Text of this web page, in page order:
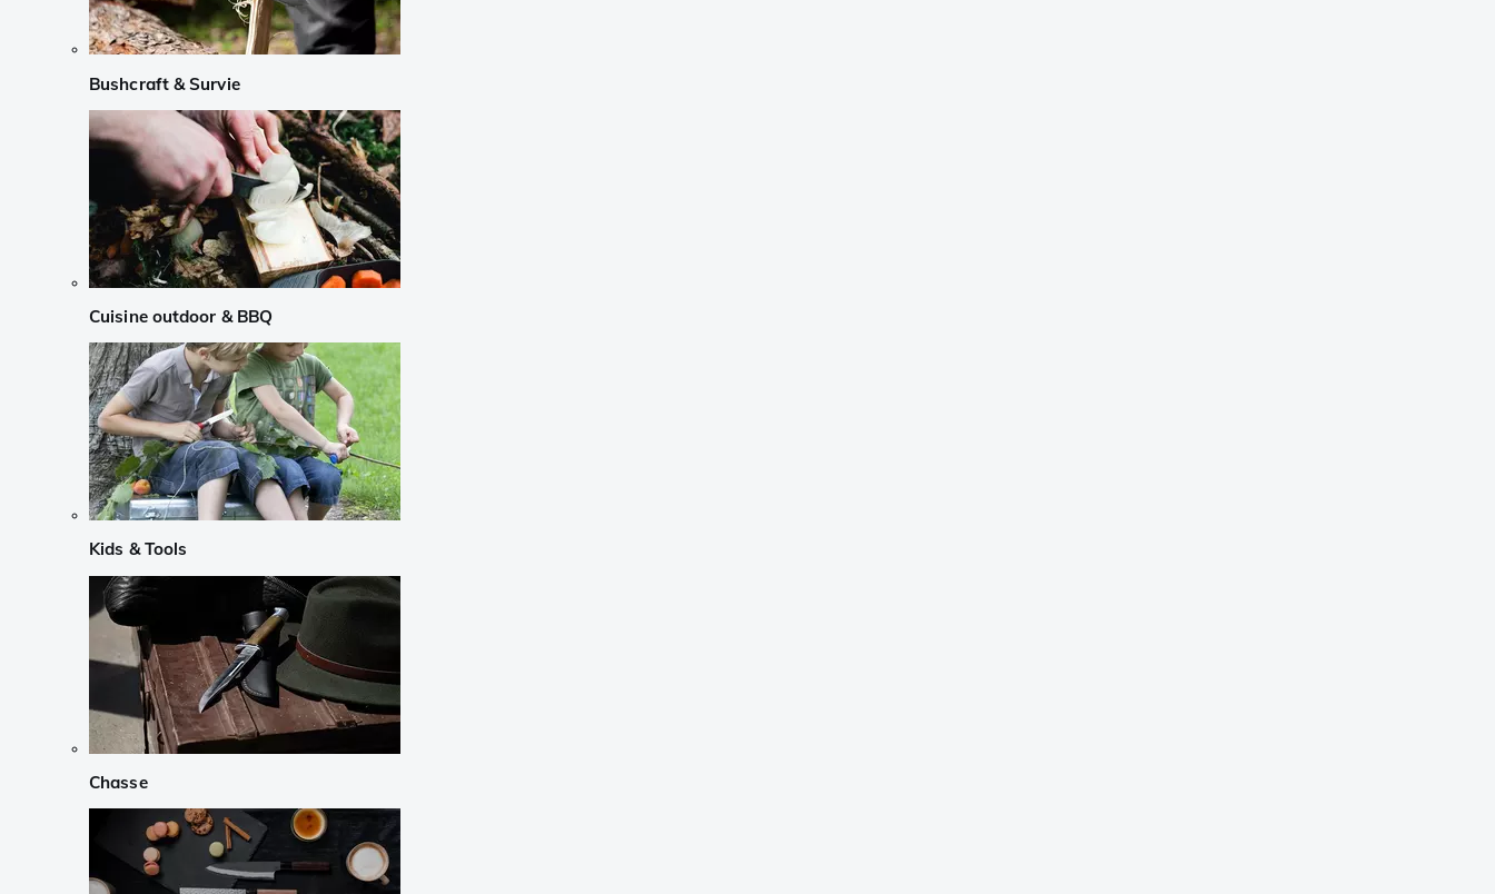
Bushcraft & Survie
Cuisine outdoor & BBQ
Kids & Tools
Chasse